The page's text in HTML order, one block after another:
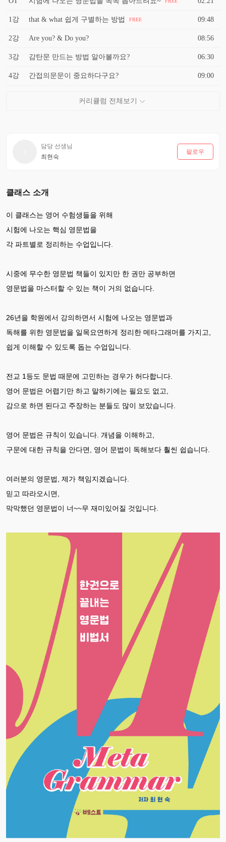
1강 that & what 쉽게 구별하는 방법 FREE 09:48
2강 Are you? & Do you? 08:56
3강 감탄문 만드는 방법 알아볼까요? 06:30
4강 간접의문문이 중요하다구요? 09:00
담당 선생님
최현숙
팔로우
클래스 소개
이 클래스는 영어 수험생들을 위해
시험에 나오는 핵심 영문법을
각 파트별로 정리하는 수업입니다.
시중에 무수한 영문법 책들이 있지만 한 권만 공부하면
영문법을 마스터할 수 있는 책이 거의 없습니다.
26년을 학원에서 강의하면서 시험에 나오는 영문법과
독해를 위한 영문법을 일목요연하게 정리한 메타그래머를 가지고,
쉽게 이해할 수 있도록 돕는 수업입니다.
전교 1등도 문법 때문에 고민하는 경우가 허다합니다.
영어 문법은 어렵기만 하고 말하기에는 필요도 없고,
감으로 하면 된다고 주장하는 분들도 많이 보았습니다.
영어 문법은 규칙이 있습니다. 개념을 이해하고,
구문에 대한 규칙을 안다면, 영어 문법이 독해보다 훨씬 쉽습니다.
여러분의 영문법, 제가 책임지겠습니다.
믿고 따라오시면,
막막했던 영문법이 너~~무 재미있어질 것입니다.